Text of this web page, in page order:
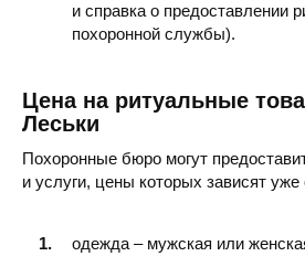
и справка о предоставлении
похоронной службы).
Цена на ритуальные
Леськи
Похоронные бюро могут
и услуги, цены которых зависят
одежда – мужская или